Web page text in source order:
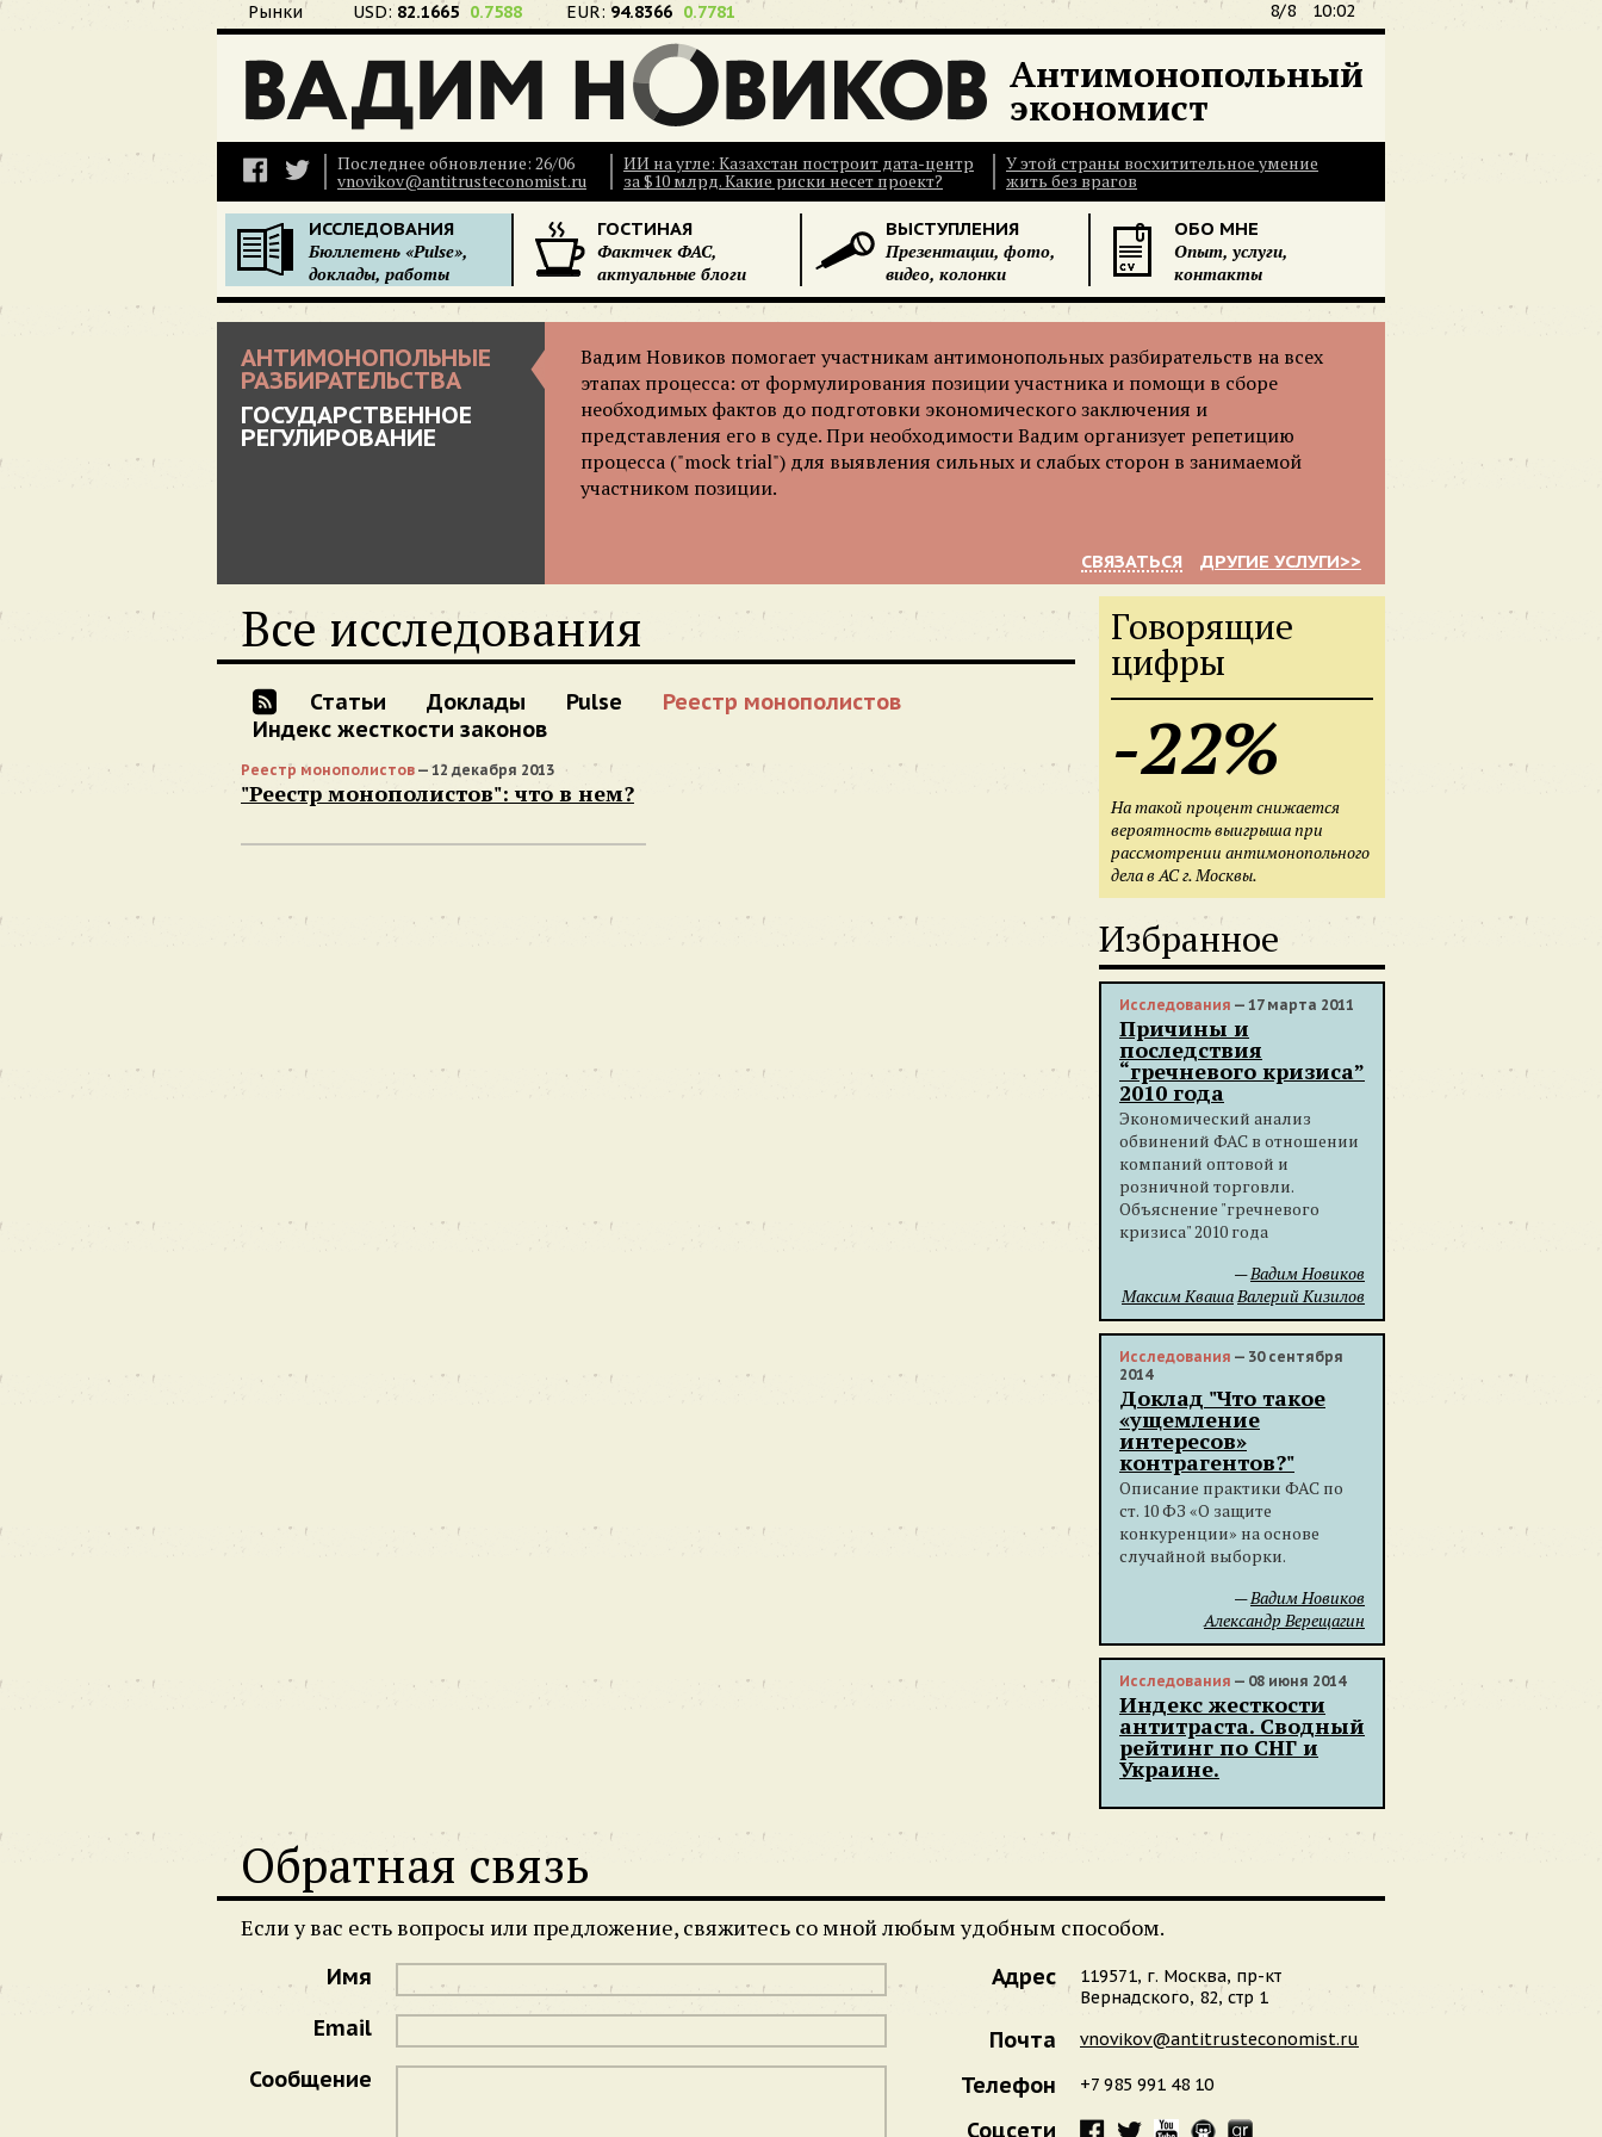
Рынки USD: 82.1665 0.7588 EUR: 94.8366 0.7781 10:02
8/8
Антимонопольный
экономист
Последнее обновление: 26/06
vnovikov@antitrusteconomist.ru
ИИ на угле: Казахстан построит дата-центр
за $10 млрд. Какие риски несет проект?
У этой страны восхитительное умение
жить без врагов
ИССЛЕДОВАНИЯ
Бюллетень «Pulse»,
доклады, работы
ГОСТИНАЯ
Фактчек ФАС,
актуальные блоги
ВЫСТУПЛЕНИЯ
Презентации, фото,
видео, колонки
ОБО МНЕ
Опыт, услуги,
контакты
СВЯЗАТЬСЯ ДРУГИЕ УСЛУГИ>>
АНТИМОНОПОЛЬНЫЕ
РАЗБИРАТЕЛЬСТВА
ГОСУДАРСТВЕННОЕ
РЕГУЛИРОВАНИЕ
Вадим Новиков помогает участникам антимонопольных разбирательств на всех
этапах процесса: от формулирования позиции участника и помощи в сборе
необходимых фактов до подготовки экономического заключения и
представления его в суде. При необходимости Вадим организует репетицию
процесса ("mock trial") для выявления сильных и слабых сторон в занимаемой
участником позиции.
Все исследования
Статьи Доклады Pulse
Реестр монополистов
Индекс жесткости законов
Реестр монополистов — 12 декабря 2013
"Реестр монополистов": что в нем?
Говорящие
цифры
-22%
На такой процент снижается
вероятность выигрыша при
рассмотрении антимонопольного
дела в АС г. Москвы.
Избранное
Исследования — 17 марта 2011
Причины и
последствия
“гречневого кризиса”
2010 года
Экономический анализ
обвинений ФАС в отношении
компаний оптовой и
розничной торговли.
Объяснение "гречневого
кризиса" 2010 года
—Вадим Новиков
Максим КвашаВалерий Кизилов
Исследования — 30 сентября
2014
Доклад "Что такое
«ущемление
интересов»
контрагентов?"
Описание практики ФАС по
ст. 10 ФЗ «О защите
конкуренции» на основе
случайной выборки.
—Вадим Новиков
Александр Верещагин
Исследования — 08 июня 2014
Индекс жесткости
антитраста. Сводный
рейтинг по СНГ и
Украине.
Обратная связь
Если у вас есть вопросы или предложение, свяжитесь со мной любым удобным способом.
Имя
Email
Сообщение
Адрес
119571, г. Москва, пр-кт
Вернадского, 82, стр 1
Почта vnovikov@antitrusteconomist.ru
Телефон +7 985 991 48 10
Соцсети